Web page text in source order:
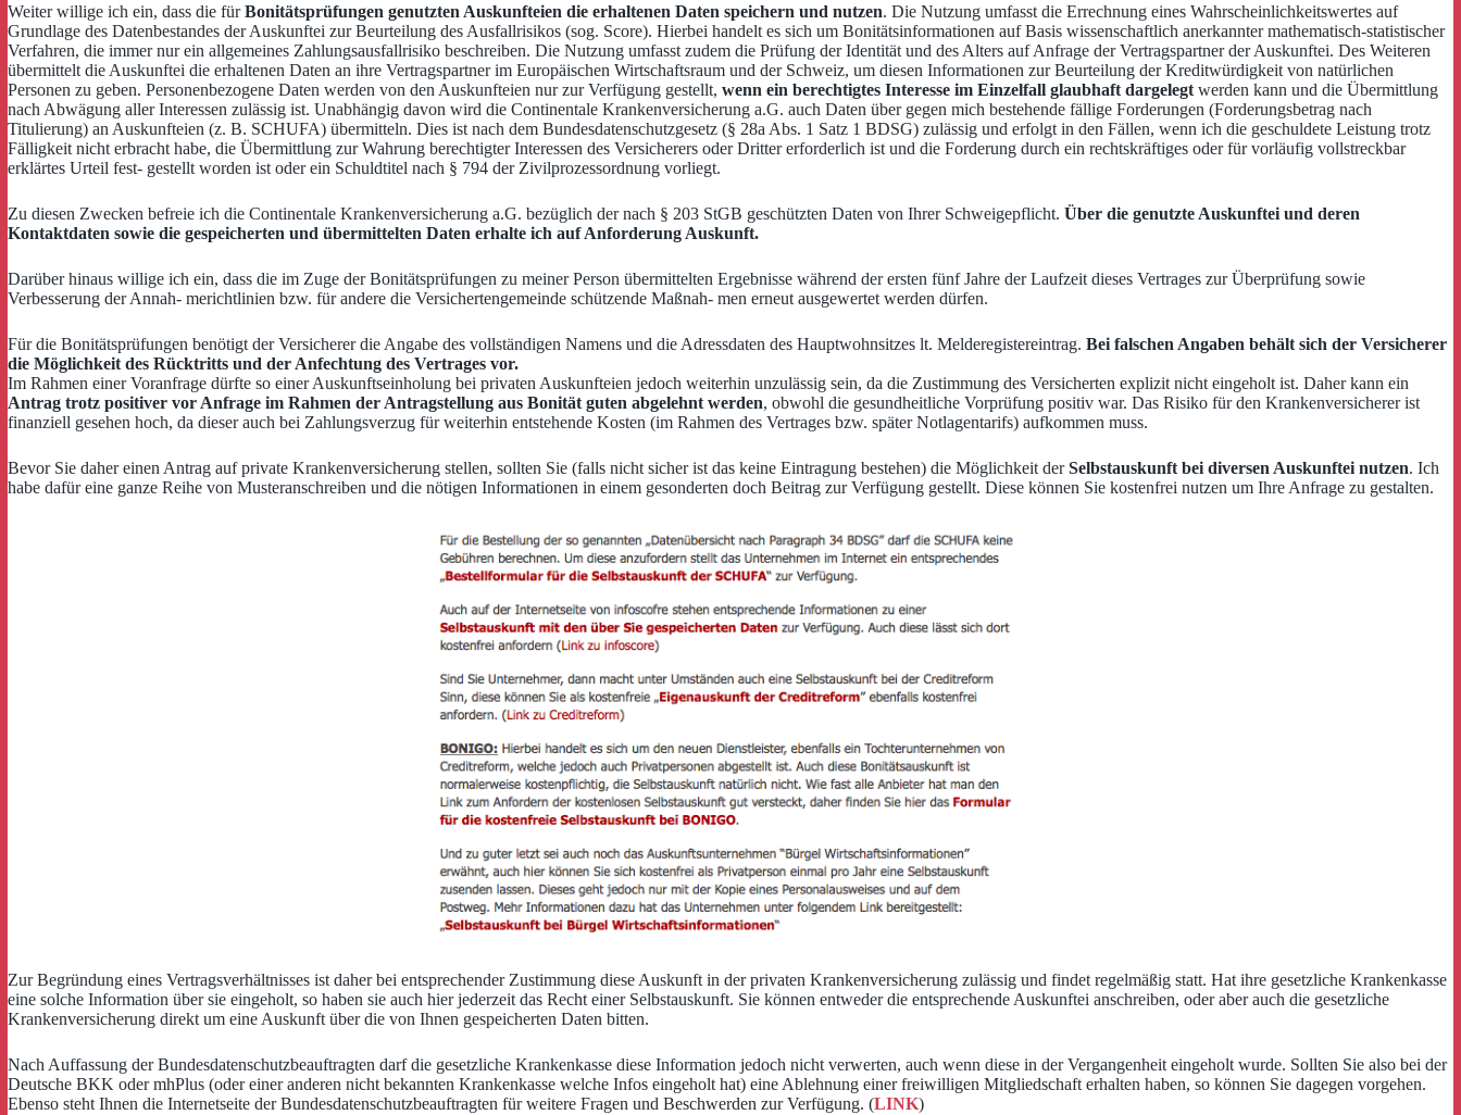
Weiter willige ich ein, dass die fürBonitätsprüfungen genutzten Auskunfteien die erhaltenen Daten speichern und nutzen. Die Nutzung umfasst die Errechnung eines Wahrscheinlichkeitswertes auf
Grundlage des Datenbestandes der Auskunftei zur Beurteilung des Ausfallrisikos (sog. Score). Hierbei handelt es sich um Bonitätsinformationen auf Basis wissenschaftlich anerkannter mathematisch-statistischer
Verfahren, die immer nur ein allgemeines Zahlungsausfallrisiko beschreiben. Die Nutzung umfasst zudem die Prüfung der Identität und des Alters auf Anfrage der Vertragspartner der Auskunftei. Des Weiteren
übermittelt die Auskunftei die erhaltenen Daten an ihre Vertragspartner im Europäischen Wirtschaftsraum und der Schweiz, um diesen Informationen zur Beurteilung der Kreditwürdigkeit von natürlichen
Personen zu geben. Personenbezogene Daten werden von den Auskunfteien nur zur Verfügung gestellt, wenn ein berechtigtes Interesse im Einzelfall glaubhaft dargelegt werden kann und die Übermittlung
nach Abwägung aller Interessen zulässig ist. Unabhängig davon wird die Continentale Krankenversicherung a.G. auch Daten über gegen mich bestehende fällige Forderungen (Forderungsbetrag nach
Titulierung) an Auskunfteien (z. B. SCHUFA) übermitteln. Dies ist nach dem Bundesdatenschutzgesetz (§ 28a Abs. 1 Satz 1 BDSG) zulässig und erfolgt in den Fällen, wenn ich die geschuldete Leistung trotz
Fälligkeit nicht erbracht habe, die Übermittlung zur Wahrung berechtigter Interessen des Versicherers oder Dritter erforderlich ist und die Forderung durch ein rechtskräftiges oder für vorläufig vollstreckbar
erklärtes Urteil fest- gestellt worden ist oder ein Schuldtitel nach § 794 der Zivilprozessordnung vorliegt.
Zu diesen Zwecken befreie ich die Continentale Krankenversicherung a.G. bezüglich der nach § 203 StGB geschützten Daten von Ihrer Schweigepflicht. Über die genutzte Auskunftei und deren
Kontaktdaten sowie die gespeicherten und übermittelten Daten erhalte ich auf Anforderung Auskunft.
Darüber hinaus willige ich ein, dass die im Zuge der Bonitätsprüfungen zu meiner Person übermittelten Ergebnisse während der ersten fünf Jahre der Laufzeit dieses Vertrages zur Überprüfung sowie
Verbesserung der Annah- merichtlinien bzw. für andere die Versichertengemeinde schützende Maßnah- men erneut ausgewertet werden dürfen.
Für die Bonitätsprüfungen benötigt der Versicherer die Angabe des vollständigen Namens und die Adressdaten des Hauptwohnsitzes lt. Melderegistereintrag. Bei falschen Angaben behält sich der Versicherer
die Möglichkeit des Rücktritts und der Anfechtung des Vertrages vor.
Im Rahmen einer Voranfrage dürfte so einer Auskunftseinholung bei privaten Auskunfteien jedoch weiterhin unzulässig sein, da die Zustimmung des Versicherten explizit nicht eingeholt ist. Daher kann ein
Antrag trotz positiver vor Anfrage im Rahmen der Antragstellung aus Bonität guten abgelehnt werden, obwohl die gesundheitliche Vorprüfung positiv war. Das Risiko für den Krankenversicherer ist
finanziell gesehen hoch, da dieser auch bei Zahlungsverzug für weiterhin entstehende Kosten (im Rahmen des Vertrages bzw. später Notlagentarifs) aufkommen muss.
Bevor Sie daher einen Antrag auf private Krankenversicherung stellen, sollten Sie (falls nicht sicher ist das keine Eintragung bestehen) die Möglichkeit derSelbstauskunft bei diversen Auskunftei nutzen. Ich
habe dafür eine ganze Reihe von Musteranschreiben und die nötigen Informationen in einem gesonderten doch Beitrag zur Verfügung gestellt. Diese können Sie kostenfrei nutzen um Ihre Anfrage zu gestalten.
Zur Begründung eines Vertragsverhältnisses ist daher bei entsprechender Zustimmung diese Auskunft in der privaten Krankenversicherung zulässig und findet regelmäßig statt. Hat ihre gesetzliche Krankenkasse
eine solche Information über sie eingeholt, so haben sie auch hier jederzeit das Recht einer Selbstauskunft. Sie können entweder die entsprechende Auskunftei anschreiben, oder aber auch die gesetzliche
Krankenversicherung direkt um eine Auskunft über die von Ihnen gespeicherten Daten bitten.
Nach Auffassung der Bundesdatenschutzbeauftragten darf die gesetzliche Krankenkasse diese Information jedoch nicht verwerten, auch wenn diese in der Vergangenheit eingeholt wurde. Sollten Sie also bei der
Deutsche BKK oder mhPlus (oder einer anderen nicht bekannten Krankenkasse welche Infos eingeholt hat) eine Ablehnung einer freiwilligen Mitgliedschaft erhalten haben, so können Sie dagegen vorgehen.
Ebenso steht Ihnen die Internetseite der Bundesdatenschutzbeauftragten für weitere Fragen und Beschwerden zur Verfügung. (LINK)